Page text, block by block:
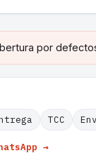
por
TCC
→